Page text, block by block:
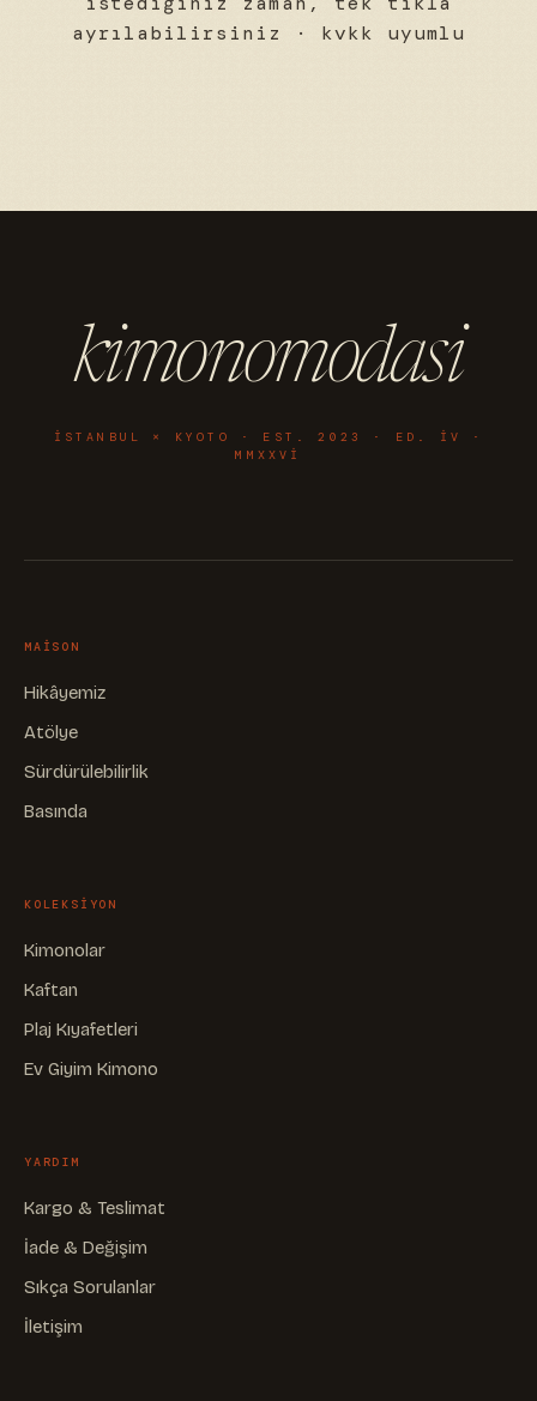
ayrılabilirsiniz · kvkk uyumlu
kimonomodasi
ISTANBUL × KYOTO · EST. 2023 · ED. IV ·
MMXXVI
MAISON
Hikâyemiz
Atölye
Sürdürülebilirlik
Basında
KOLEKSIYON
Kimonolar
Kaftan
Plaj Kıyafetleri
Ev Giyim Kimono
YARDIM
Kargo & Teslimat
İade & Değişim
Sıkça Sorulanlar
İletişim